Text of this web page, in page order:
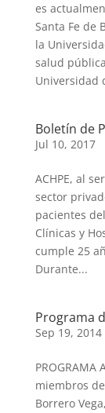
es
Santa Fe de
la
salud
Universidad
Boletín de
Jul 10, 2017
ACHPE, al
sector
pacientes
Clínicas y
cumple 25
Durante...
Programa
Sep 19, 2014
miembros
Borrero